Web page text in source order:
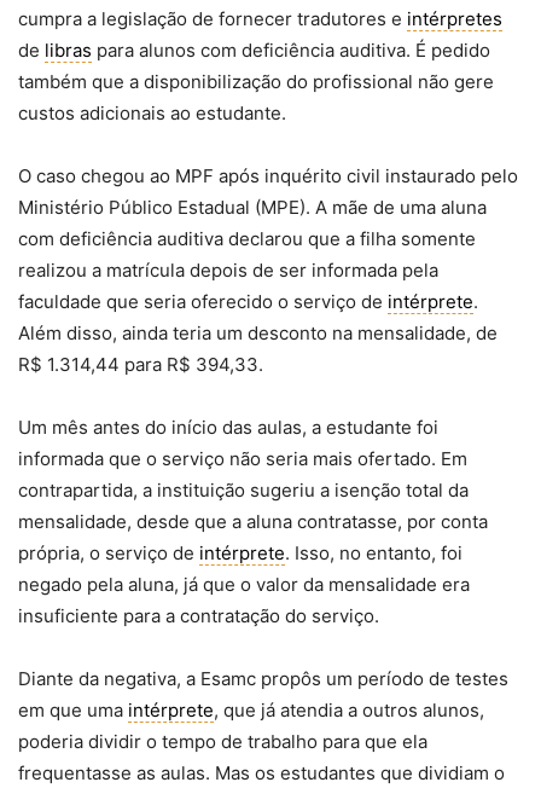
cumpra a legislação de fornecer tradutores e intérpretes
de libras para alunos com deficiência auditiva. É pedido
também que a disponibilização do profissional não gere
custos adicionais ao estudante.
O caso chegou ao MPF após inquérito civil instaurado pelo
Ministério Público Estadual (MPE). A mãe de uma aluna
com deficiência auditiva declarou que a filha somente
realizou a matrícula depois de ser informada pela
faculdade que seria oferecido o serviço de intérprete.
Além disso, ainda teria um desconto na mensalidade, de
R$ 1.314,44 para R$ 394,33.
Um mês antes do início das aulas, a estudante foi
informada que o serviço não seria mais ofertado. Em
contrapartida, a instituição sugeriu a isenção total da
mensalidade, desde que a aluna contratasse, por conta
própria, o serviço de intérprete. Isso, no entanto, foi
negado pela aluna, já que o valor da mensalidade era
insuficiente para a contratação do serviço.
Diante da negativa, a Esamc propôs um período de testes
em que uma intérprete, que já atendia a outros alunos,
poderia dividir o tempo de trabalho para que ela
frequentasse as aulas. Mas os estudantes que dividiam o